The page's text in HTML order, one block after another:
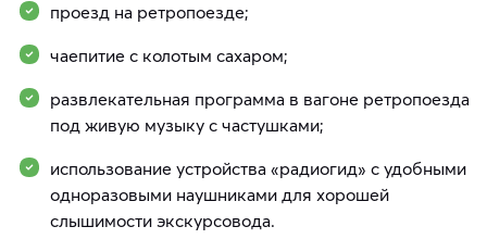
проезд на ретропоезде;
чаепитие с колотым сахаром;
развлекательная программа в вагоне ретропоезда
под живую музыку с частушками;
использование устройства «радиогид» с удобными
одноразовыми наушниками для хорошей
слышимости экскурсовода.